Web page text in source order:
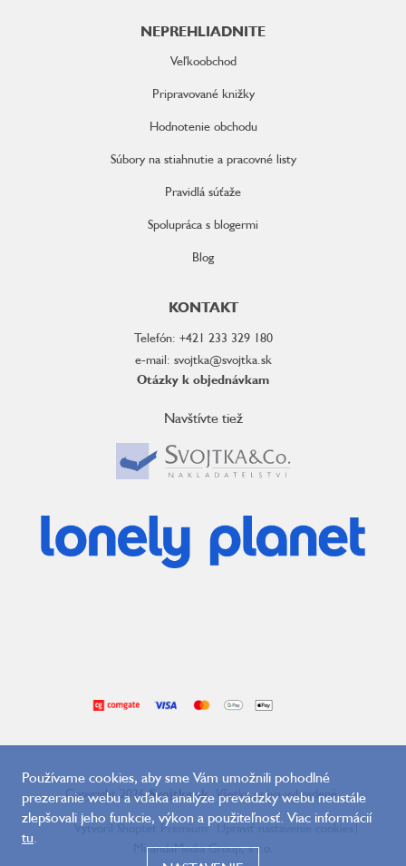
Používame cookies, aby sme Vám umožnili pohodlné
prezeranie webu a vďaka analýze prevádzky webu neustále
zlepšovali jeho funkcie, výkon a použiteľnosť. Viac informácií
tu.
NEPREHLIADNITE
Veľkoobchod
Pripravované knižky
Hodnotenie obchodu
Súbory na stiahnutie a pracovné listy
Pravidlá súťaže
Spolupráca s blogermi
Blog
KONTAKT
Telefón: +421 233 329 180
e-mail: svojtka@svojtka.sk
Otázky k objednávkam
Navštívte tiež
Copyright 2026Svojtka.sk. Všetky práva vyhradené.
Vytvoril Shoptet Premium Upraviť nastavenie cookies|
MirandaMedia Group, s.r.o.